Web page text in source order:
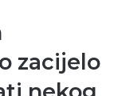
zacijelo